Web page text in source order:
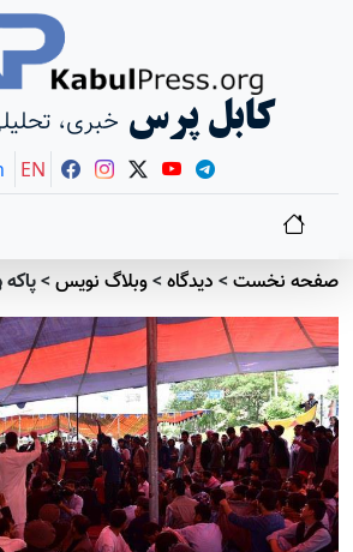
کابل پرس خبری،
EN
صفحه نخست> دیدگاه>وبلاگ نویس>پاکه